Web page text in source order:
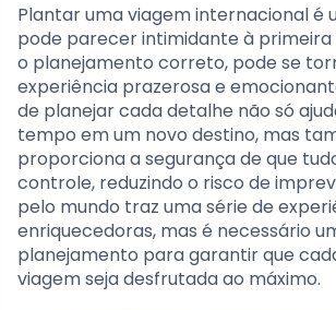
Plantar uma viagem internacional é
pode parecer intimidante à primeira
o planejamento correto, pode se
experiência prazerosa e
de planejar cada detalhe não só
tempo em um novo destino, mas
proporciona a segurança de que
controle, reduzindo o risco de
pelo mundo traz uma série de
enriquecedoras, mas é necessário
planejamento para garantir que
viagem seja desfrutada ao máximo.